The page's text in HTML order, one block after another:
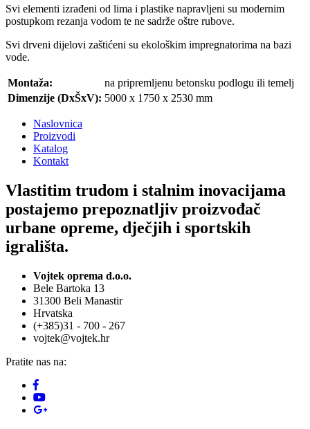
Svi elementi izrađeni od lima i plastike napravljeni su modernim
postupkom rezanja vodom te ne sadrže oštre rubove.
Svi drveni dijelovi zaštićeni su ekološkim impregnatorima na bazi
vode.
Montaža:
na pripremljenu betonsku podlogu ili temelj
Dimenzije (DxŠxV): 5000 x 1750 x 2530 mm
Naslovnica
Proizvodi
Katalog
Kontakt
Vlastitim trudom i stalnim inovacijama
postajemo prepoznatljiv proizvođač
urbane opreme, dječjih i sportskih
igrališta.
Vojtek oprema d.o.o.
Bele Bartoka 13
31300 Beli Manastir
Hrvatska
(+385)31 - 700 - 267
vojtek@vojtek.hr
Pratite nas na: